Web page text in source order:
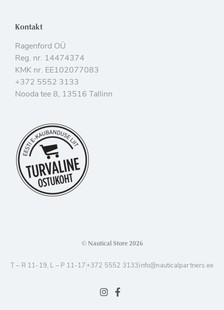
Kontakt
Ragenford OÜ
Reg. nr. 14474374
KMK nr. EE102077083
+372 5552 3133
Nooda tee 8, 13516 Tallinn
© Nautical Store 2026
T – R 11-19, L – P 11-17 +372 5552 3133 info@nauticalpartners.ee